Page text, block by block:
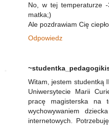
No, w tej temperaturze
matka;)
Ale pozdrawiam Cię
Odpowiedz
Witam, jestem studentką
Uniwersytecie Marii
pracę magisterska na
wychowywaniem
internetowych.